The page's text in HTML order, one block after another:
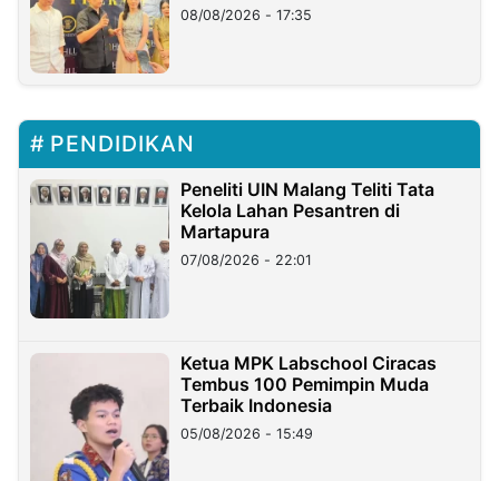
08/08/2026 - 17:35
PENDIDIKAN
Peneliti UIN Malang Teliti Tata
Kelola Lahan Pesantren di
Martapura
07/08/2026 - 22:01
Ketua MPK Labschool Ciracas
Tembus 100 Pemimpin Muda
Terbaik Indonesia
05/08/2026 - 15:49